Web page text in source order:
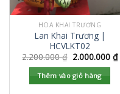
HOA KHAI TRƯƠNG
Lan Khai Trương |
HCVLKT02
2.200.000₫ 2.000.000 ₫
Thêm vào giỏ hàng